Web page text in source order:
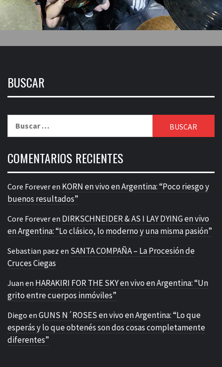
BUSCAR
COMENTARIOS RECIENTES
Core Foreveren KORN en vivo en Argentina: “Poco riesgo y
buenos resultados”
Core Foreveren DIRKSCHNEIDER & AS I LAY DYING en vivo
en Argentina: “Lo clásico, lo moderno y una misma pasión”
Sebastian paez en SANTA COMPAÑA – La Procesión de
Cruces Ciegas
Juan en HARAKIRI FOR THE SKY en vivo en Argentina: “Un
grito entre cuerpos inmóviles”
Diego en GUNS N´ROSES en vivo en Argentina: “Lo que
esperás y lo que obtenés son dos cosas completamente
diferentes”